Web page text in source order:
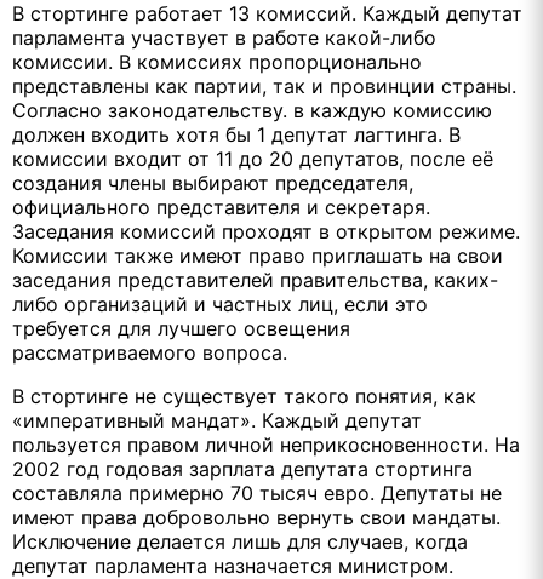
В стортинге работает 13 комиссий. Каждый депутат
парламента участвует в работе какой-либо
комиссии. В комиссиях пропорционально
представлены как партии, так и провинции страны.
Согласно законодательству. в каждую комиссию
должен входить хотя бы 1 депутат лагтинга. В
комиссии входит от 11 до 20 депутатов, после её
создания члены выбирают председателя,
официального представителя и секретаря.
Заседания комиссий проходят в открытом режиме.
Комиссии также имеют право приглашать на свои
заседания представителей правительства, каких-
либо организаций и частных лиц, если это
требуется для лучшего освещения
рассматриваемого вопроса.
В стортинге не существует такого понятия, как
«императивный мандат». Каждый депутат
пользуется правом личной неприкосновенности. На
2002 год годовая зарплата депутата стортинга
составляла примерно 70 тысяч евро. Депутаты не
имеют права добровольно вернуть свои мандаты.
Исключение делается лишь для случаев, когда
депутат парламента назначается министром.